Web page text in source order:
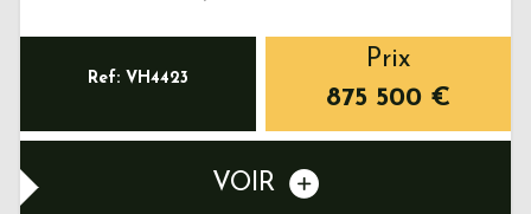
Ref: VH4423
Prix
875 500 €
VOIR